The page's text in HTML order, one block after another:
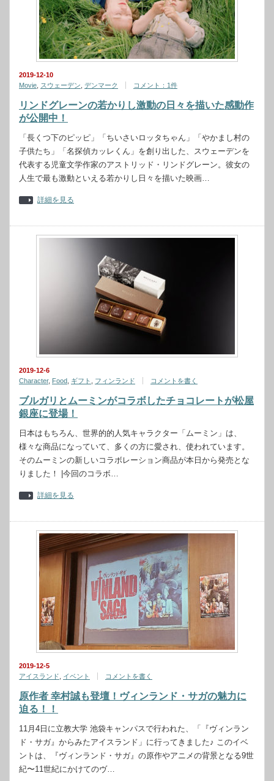
2019-12-10
Movie スウェーデン デンマーク コメント：1件
リンドグレーンの若かりし激動の日々を描いた感動作
が公開中！
「長くつ下のピッピ」「ちいさいロッタちゃん」「やかまし村の
子供たち」「名探偵カッレくん」を創り出した、スウェーデンを
代表する児童文学作家のアストリッド・リンドグレーン。彼女の
人生で最も激動といえる若かりし日々を描いた映画…
詳細を見る
2019-12-6
Character, Food ギフト フィンランド コメントを書く
ブルガリとムーミンがコラボしたチョコレートが松屋
銀座に登場！
日本はもちろん、世界的的人気キャラクター「ムーミン」は、
様々な商品になっていて、多くの方に愛され、使われています。
そのムーミンの新しいコラボレーション商品が本日から発売とな
りました！ |今回のコラボ…
詳細を見る
2019-12-5
アイスランド
イベント コメントを書く
原作者 幸村誠も登壇！ヴィンランド・サガの魅力に
迫る！！
11月4日に立教大学 池袋キャンパスで行われた、「『ヴィンラン
ド・サガ』からみたアイスランド」に行ってきました♪ このイベ
ントは、『ヴィンランド・サガ』の原作やアニメの背景となる9世
紀〜11世紀にかけてのヴ…